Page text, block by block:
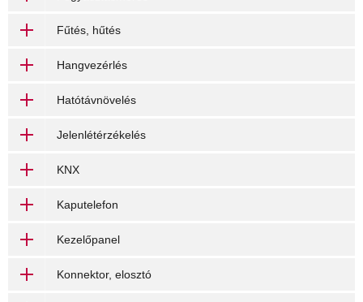
Fűtés, hűtés
Hangvezérlés
Hatótávnövelés
Jelenlétérzékelés
KNX
Kaputelefon
Kezelőpanel
Konnektor, elosztó